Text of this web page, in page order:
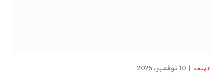
الهدهد 10 نوفمبر، 2025